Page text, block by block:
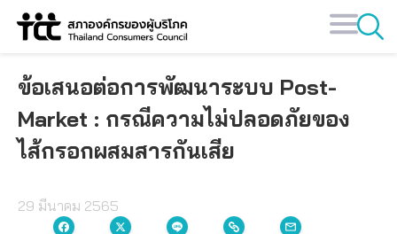
Skip
ข้อเสนอต่อการพัฒนาระบบ Post-
Market : กรณีความไม่ปลอดภัยของ
ไส้กรอกผสมสารกันเสีย
29 มีนาคม 2565